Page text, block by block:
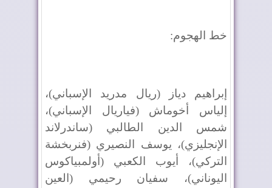
خط الهجوم:
إبراهيم دياز (ريال مدريد الإسباني)،
إلياس أخوماش (فياريال الإسباني)،
شمس الدين الطالبي (ساندرلاند
الإنجليزي)، يوسف النصيري (فنربخشة
التركي)، أيوب الكعبي (أولمبياكوس
اليوناني)، سفيان رحيمي (العين